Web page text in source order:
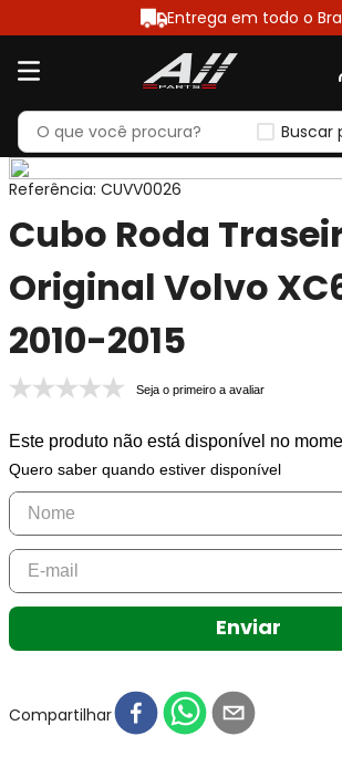
Entrega em todo o
Buscar
Referência: CUVV0026
Cubo Roda
Original Volvo
2010-2015
Seja o primeiro a avaliar
Este produto não está disponível no
Quero saber quando estiver disponível
Enviar
Compartilhar